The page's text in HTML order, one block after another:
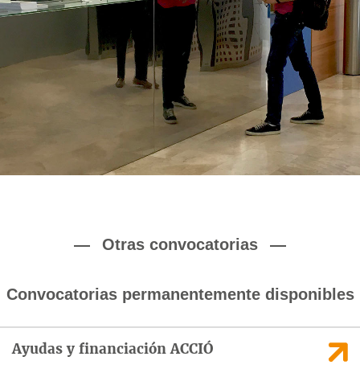
Otras convocatorias
Convocatorias permanentemente disponibles
Ayudas y financiación ACCIÓ